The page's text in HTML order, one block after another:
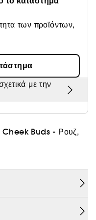
των προϊόντων,
με την
Cheek Buds - Ρουζ,
της Benefit. Αυτή
όλα όσα
λάμψη.
Μπορείτε να